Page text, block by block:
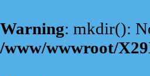
Warning: mkdir():
/www/wwwroot/